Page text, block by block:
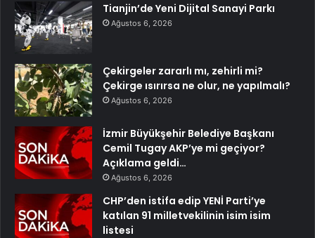
Tianjin’de Yeni Dijital Sanayi Parkı
Ağustos 6, 2026
Çekirgeler zararlı mı, zehirli mi?
Çekirge ısırırsa ne olur, ne yapılmalı?
Ağustos 6, 2026
İzmir Büyükşehir Belediye Başkanı
Cemil Tugay AKP’ye mi geçiyor?
Açıklama geldi…
Ağustos 6, 2026
CHP’den istifa edip YENİ Parti’ye
katılan 91 milletvekilinin isim isim
listesi